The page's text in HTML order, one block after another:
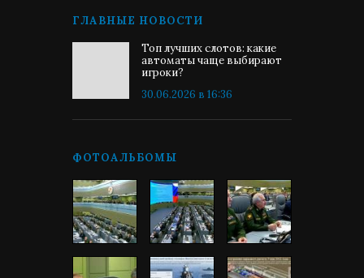
ГЛАВНЫЕ НОВОСТИ
Топ лучших слотов: какие
автоматы чаще выбирают
игроки?
30.06.2026 в 16:36
ФОТОАЛЬБОМЫ